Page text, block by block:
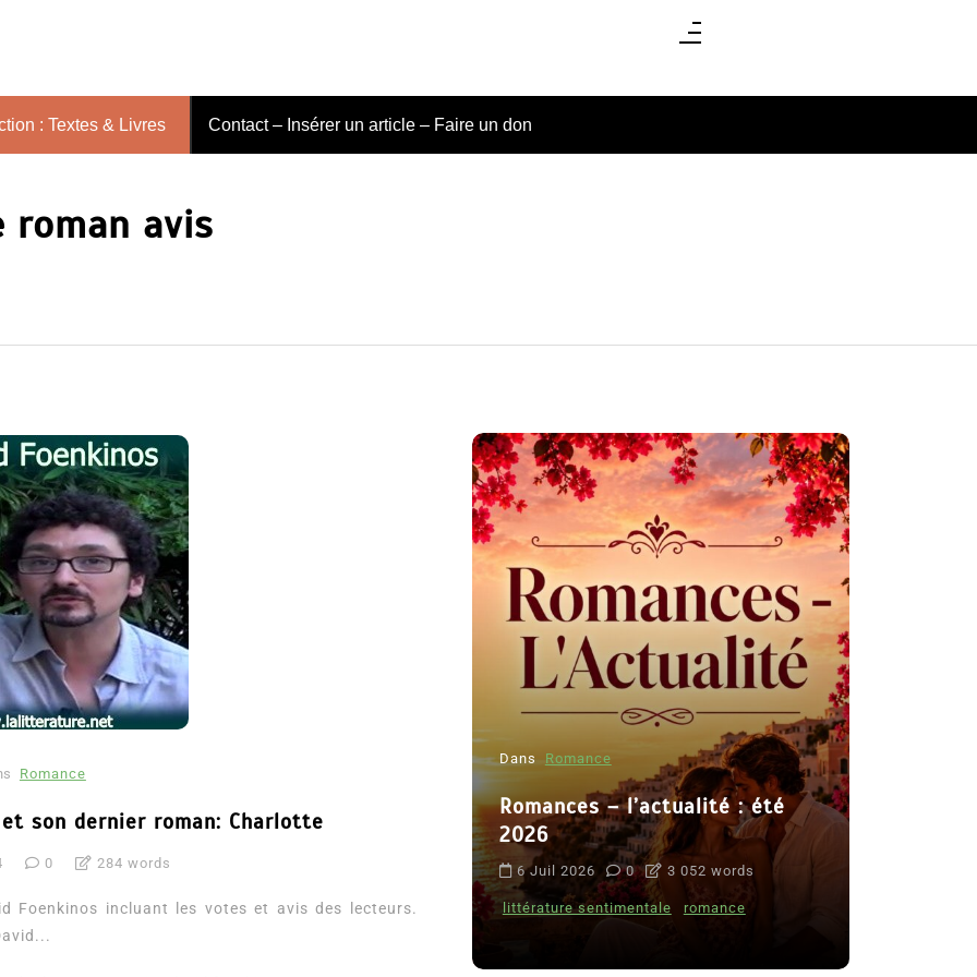
: Textes & Livres Contact – Insérer un article – Faire un don
roman avis
Romance
son dernier roman: Charlotte
0 284 words
Foenkinos incluant les votes et avis des lecteurs.
Dans Thriller
Le coupable n’est pas Camille
Dans Romance
Romances – l’actualité : été
2026
6 Juil 2026 0 3 052 words
littérature sentimentale romance